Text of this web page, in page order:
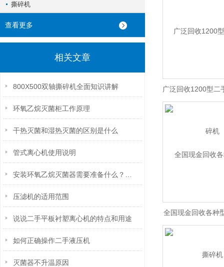
撕碎机
查看更多
相关文章
800X500双轴撕碎机全面知识讲解
环氧乙烷灭菌柜工作原理
干热灭菌和湿热灭菌的区别是什么
管式离心机使用说明
压滤机的适用范围
说说二手平板衬塑离心机的特点和用途
如何正确操作二手液压机
灭菌器不升温原因
广泛回收1200型二
全国现金回收各种